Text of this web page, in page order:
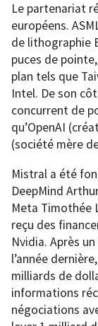
Le partenariat
européens.
de lithographie
puces de
plan tels que
Intel. De son
concurrent de
qu’OpenAI
(société mère
Mistral a été
DeepMind
Meta Timothée
reçu des
Nvidia. Après
l’année
milliards de
informations
négociations